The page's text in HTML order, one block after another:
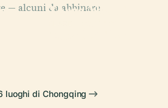
— alcuni da abbinare.
Torre Alta di
luoghi di Chongqing